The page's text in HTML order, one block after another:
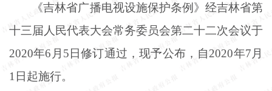
《吉林省广播电视设施保护条例》经吉林省第
十三届人民代表大会常务委员会第二十二次会议于
2020年6月5日修订通过，现予公布，自2020年7月
1日起施行。